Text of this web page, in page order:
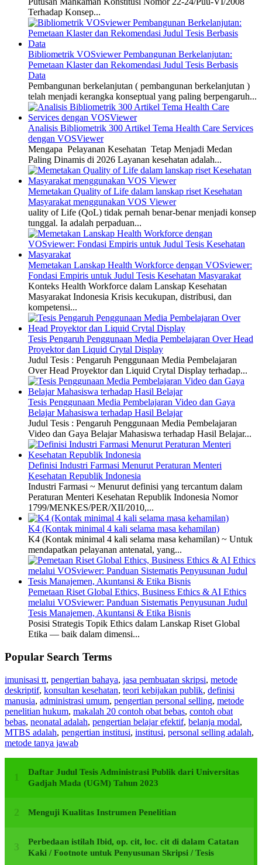
Terhadap Konsep...
Bibliometrik VOSviewer Pembangunan Berkelanjutan:
Pemetaan Klaster dan Rekomendasi Judul Tesis Berbasis
Data
Pembangunan berkelanjutan ( pembangunan berkelanjutan )
telah menjadi kerangka konseptual yang paling berpengaruh...
Analisis Bibliometrik 300 Artikel Tema Health Care Services
dengan VOSViewer
Mengapa Pelayanan Kesehatan Tetap Menjadi Medan
Paling Dinamis di 2026 Layanan kesehatan adalah...
Memetakan Quality of Life dalam lanskap riset Kesehatan
Masyarakat menggunakan VOS Viewer
uality of Life (QoL) tidak pernah benar-benar menjadi konsep
tunggal. Ia adalah perpaduan...
Memetakan Lanskap Health Workforce dengan VOSviewer:
Fondasi Empiris untuk Judul Tesis Kesehatan Masyarakat
Konteks Health Workforce dalam Lanskap Kesehatan
Masyarakat Indonesia Krisis kecukupan, distribusi, dan
kompetensi...
Tesis Pengaruh Penggunaan Media Pembelajaran Over Head
Proyektor dan Liquid Crytal Display
Judul Tesis : Pengaruh Penggunaan Media Pembelajaran
Over Head Proyektor dan Liquid Crytal Display terhadap...
Tesis Penggunaan Media Pembelajaran Video dan Gaya
Belajar Mahasiswa terhadap Hasil Belajar
Judul Tesis : Pengaruh Penggunaan Media Pembelajaran
Video dan Gaya Belajar Mahasiswa terhadap Hasil Belajar...
Definisi Industri Farmasi Menurut Peraturan Menteri
Kesehatan Republik Indonesia
Industri Farmasi ~ Menurut definisi yang tercantum dalam
Peraturan Menteri Kesehatan Republik Indonesia Nomor
1799/MENKES/PER/XII/2010,...
K4 (Kontak minimal 4 kali selama masa kehamilan)
K4 (Kontak minimal 4 kali selama masa kehamilan) ~ Untuk
mendapatkan pelayanan antenatal, yang...
Pemetaan Riset Global Ethics, Business Ethics & AI Ethics
melalui VOSviewer: Panduan Sistematis Penyusunan Judul
Tesis Manajemen, Akuntansi & Etika Bisnis
Posisi Strategis Topik Ethics dalam Lanskap Riset Global
Etika — baik dalam dimensi...
Popular Search Terms
imunisasi tt, pengertian bahaya, jasa pembuatan skripsi, metode
deskriptif, konsultan kesehatan, teori kebijakan publik, definisi
manusia, administrasi umum, pengertian personal selling, metode
penelitian hukum, makalah 20 contoh obat bebas, contoh obat
bebas, neonatal adalah, pengertian belajar efektif, belanja modal,
MTBS adalah, pengertian institusi, institusi, personal selling adalah,
metode tanya jawab
Daftar Judul Tesis Administrasi Publik dari Universitas
Gadjah Mada (UGM) Tahun 2023
Menguji Kualitas Instrumen Penelitian
Perbedaan istilah Ibid, op. cit, loc. cit di dalam Catatan
Kaki / Footnote untuk Penyusunan Skripsi / Tesis